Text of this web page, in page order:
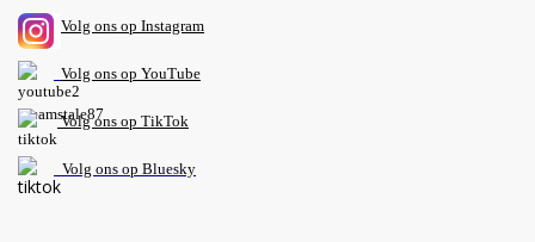
Volg ons op Instagram
Volg ons op YouTube
Volg ons op TikTok
Volg ons op Bluesky